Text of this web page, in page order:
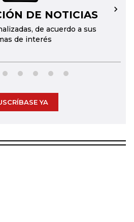
DE NOTICIAS
de acuerdo a sus
de interés
→
YA